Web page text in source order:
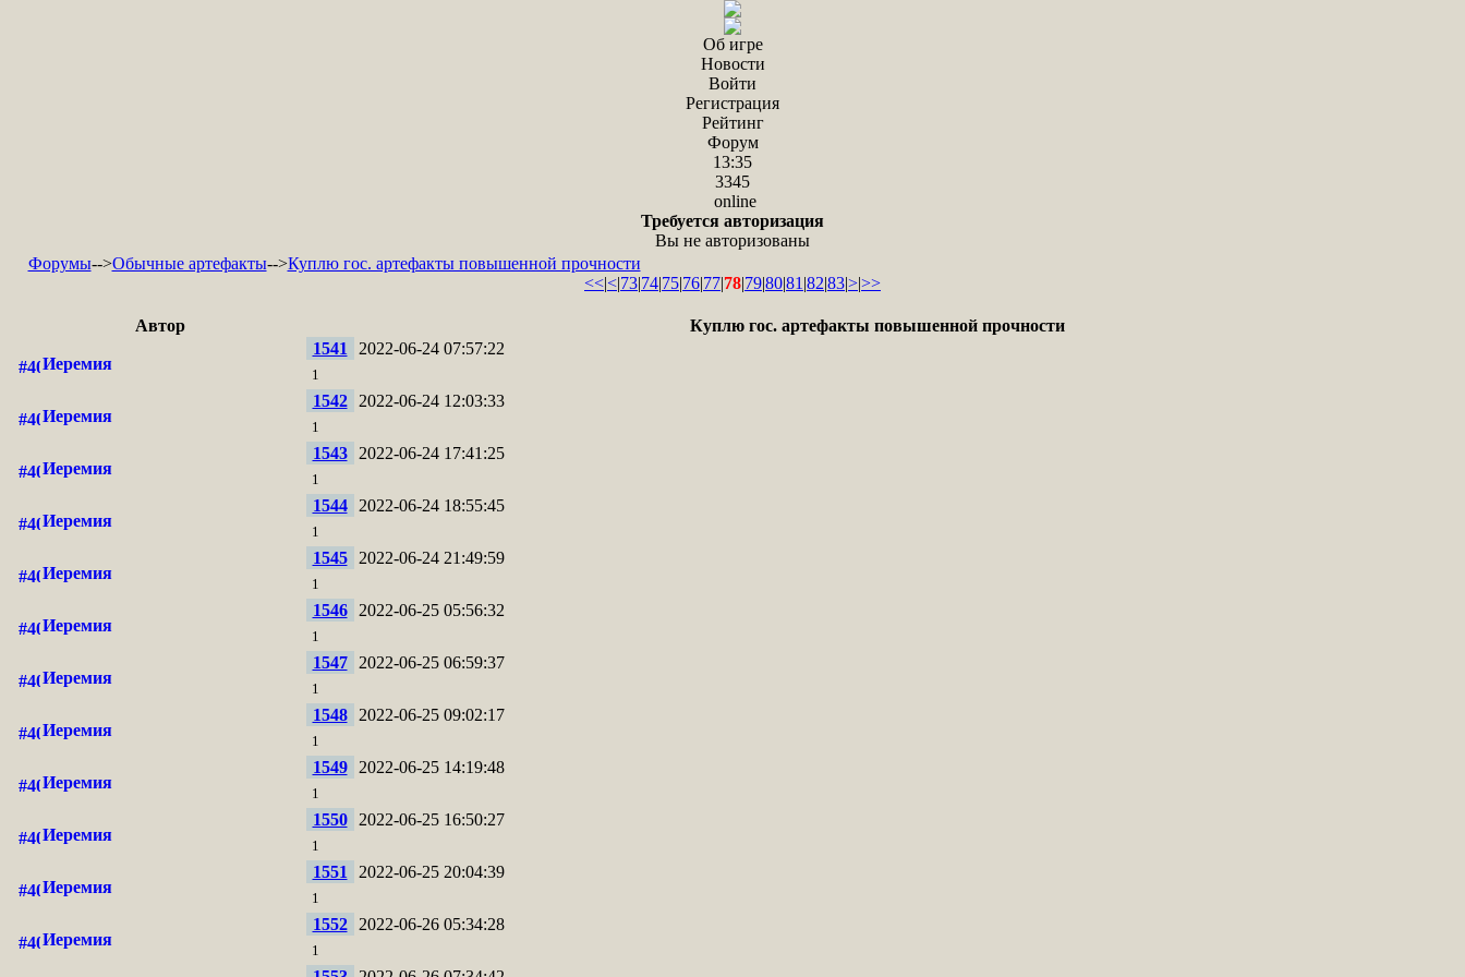
Об игре
Новости
Войти
Регистрация
Рейтинг
Форум
13:35
3345
online
Требуется авторизация
Вы не авторизованы
Форумы-->Обычные артефакты-->Куплю гос. артефакты повышенной прочности
<<|<|73|74|75|76|77|78|79|80|81 |82|83|>|>>
Автор Куплю гос. артефакты повышенной прочности
Иеремия
1541 2022-06-24 07:57:22
1
Иеремия
1542 2022-06-24 12:03:33
1
Иеремия
1543 2022-06-24 17:41:25
1
Иеремия
1544 2022-06-24 18:55:45
1
Иеремия
1545 2022-06-24 21:49:59
1
Иеремия
1546 2022-06-25 05:56:32
1
Иеремия
1547 2022-06-25 06:59:37
1
Иеремия
1548 2022-06-25 09:02:17
1
Иеремия
1549 2022-06-25 14:19:48
1
Иеремия
1550 2022-06-25 16:50:27
1
Иеремия
1551 2022-06-25 20:04:39
1
Иеремия
1552 2022-06-26 05:34:28
1